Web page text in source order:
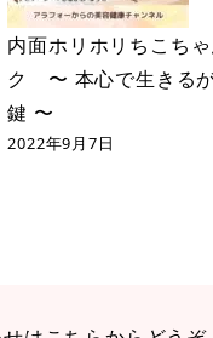
内面ホリホリちこち
ク 〜 本心で生きる
鍵 〜
2022年9月7日